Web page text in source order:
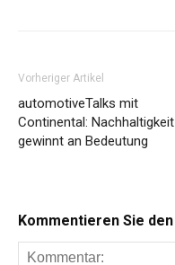
Vorheriger Artikel
automotiveTalks mit
Continental: Nachhaltigkeit
gewinnt an Bedeutung
Kommentieren Sie